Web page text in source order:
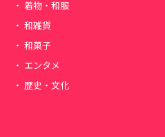
着物・和服
和雑貨
和菓子
エンタメ
歴史・文化